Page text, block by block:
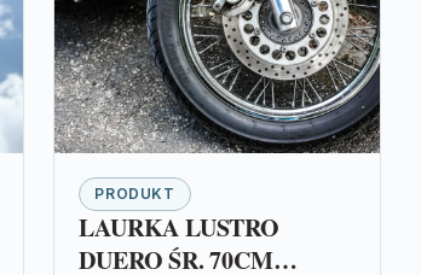
PRODUKT
LAURKA LUSTRO
DUERO ŚR. 70CM